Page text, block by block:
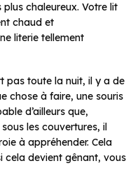
chaleureux. Votre lit
chaud et
literie tellement
pas toute la nuit, il y a de
chose à faire, une souris
d’ailleurs que,
les couvertures, il
à appréhender. Cela
cela devient gênant, vous